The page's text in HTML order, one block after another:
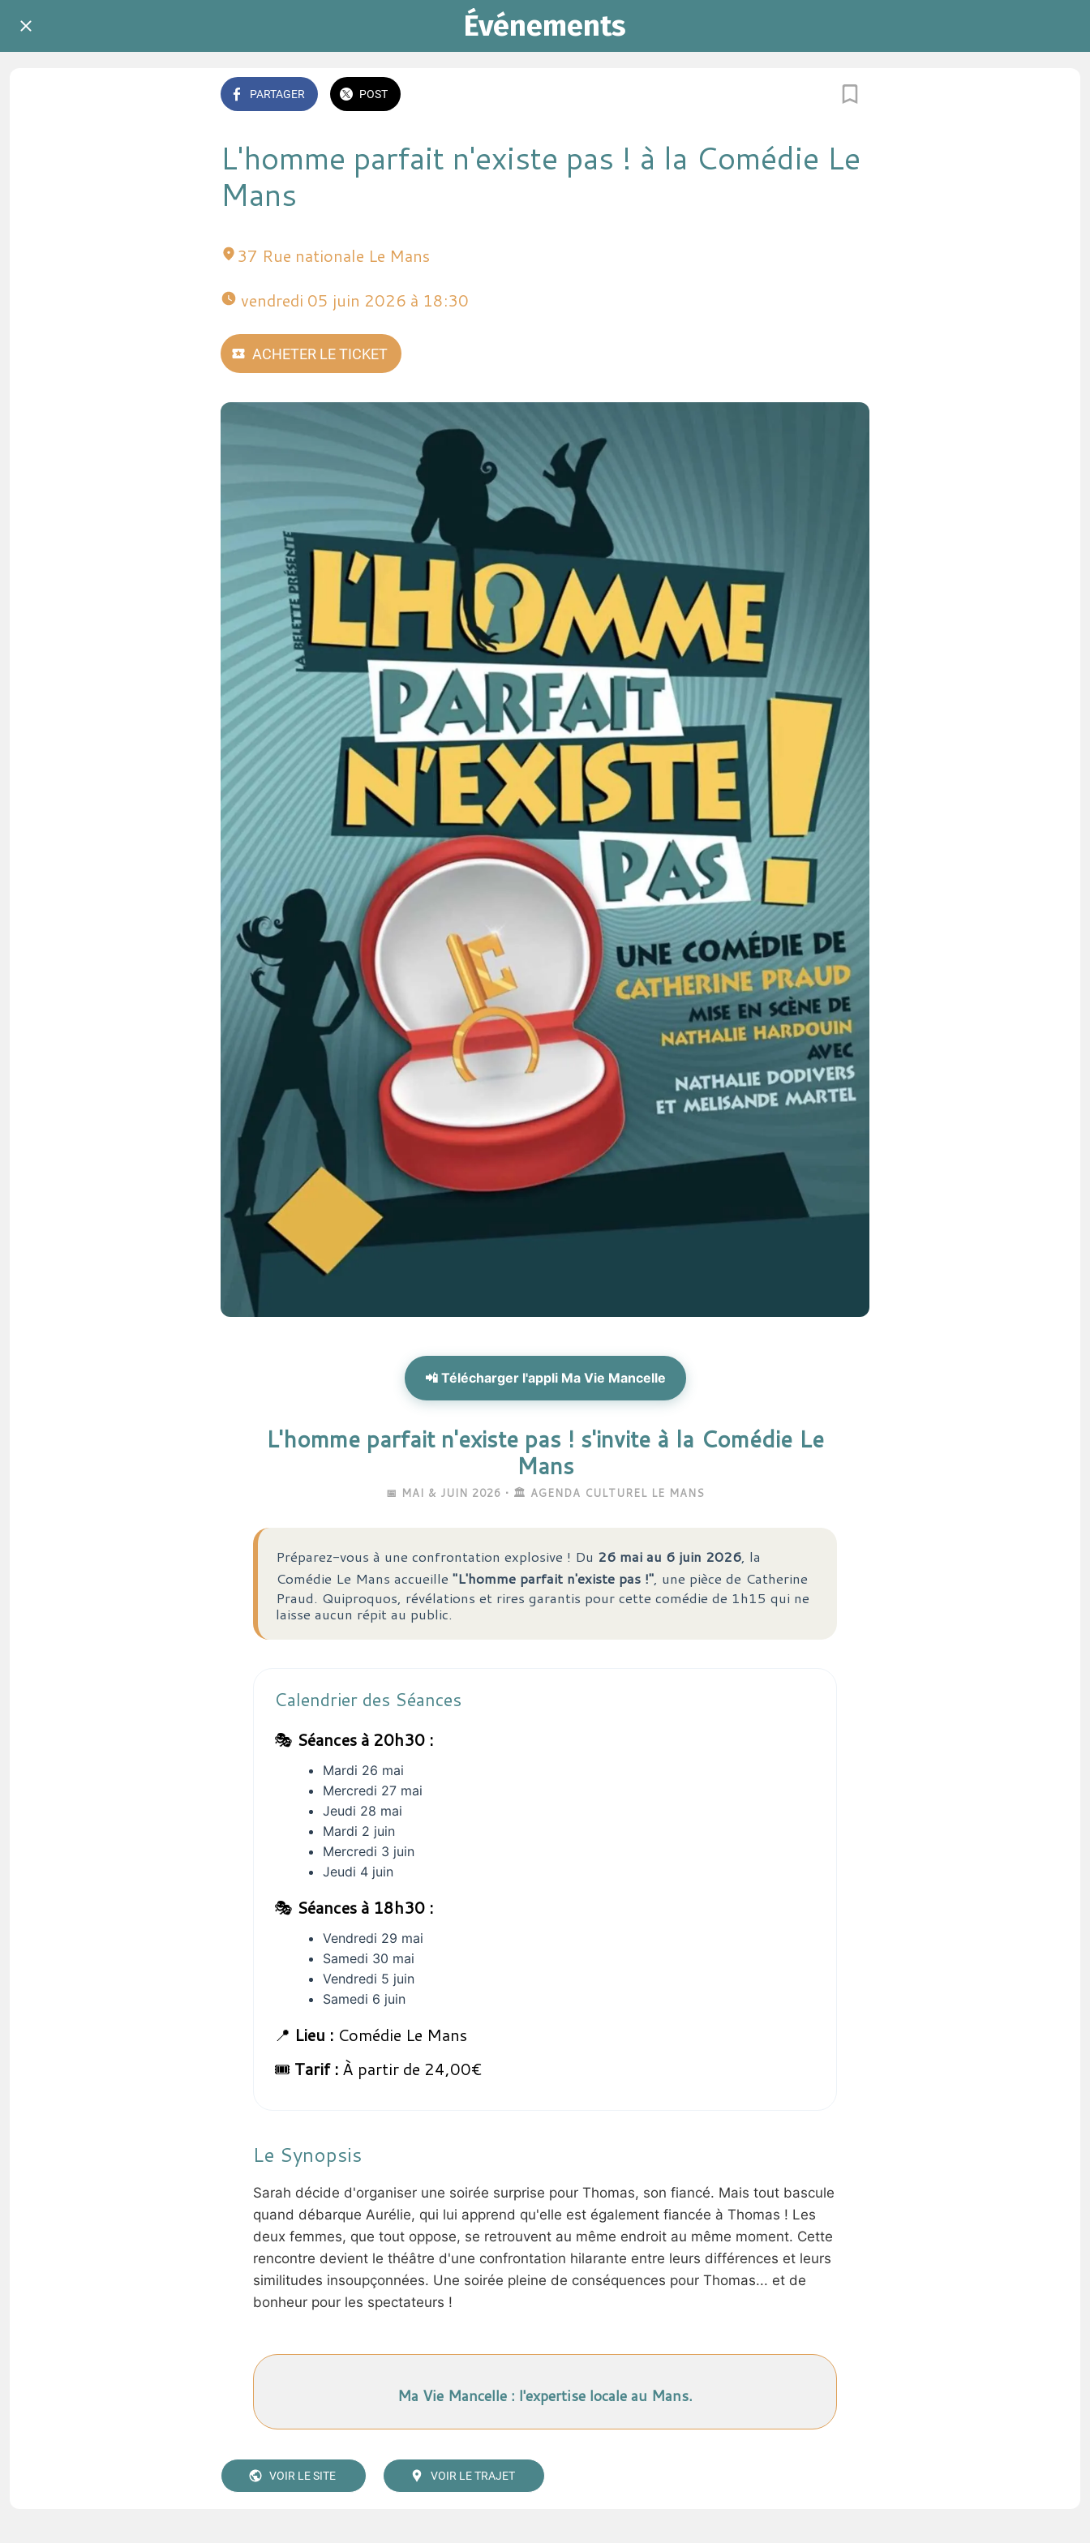
Événements
PARTAGER POST
L'homme parfait n'existe pas ! à la Comédie Le
Mans
37 Rue nationale Le Mans
vendredi 05 juin 2026 à 18:30
ACHETER LE TICKET
📲 Télécharger l'appli Ma Vie Mancelle
L'homme parfait n'existe pas ! s'invite à la Comédie Le
Mans
📅 MAI & JUIN 2026 • 🏛️ AGENDA CULTUREL LE MANS
Préparez-vous à une confrontation explosive ! Du 26 mai au 6 juin 2026 , la
Comédie Le Mans accueille "L'homme parfait n'existe pas !" , une pièce de Catherine
Praud. Quiproquos, révélations et rires garantis pour cette comédie de 1h15 qui ne
laisse aucun répit au public.
Calendrier des Séances
🎭 Séances à 20h30 :
Mardi 26 mai
Mercredi 27 mai
Jeudi 28 mai
Mardi 2 juin
Mercredi 3 juin
Jeudi 4 juin
🎭 Séances à 18h30 :
Vendredi 29 mai
Samedi 30 mai
Vendredi 5 juin
Samedi 6 juin
📍 Lieu : Comédie Le Mans
🎟️ Tarif : À partir de 24,00€
Le Synopsis
Sarah décide d'organiser une soirée surprise pour Thomas, son fiancé. Mais tout bascule
quand débarque Aurélie, qui lui apprend qu'elle est également fiancée à Thomas ! Les
deux femmes, que tout oppose, se retrouvent au même endroit au même moment. Cette
rencontre devient le théâtre d'une confrontation hilarante entre leurs différences et leurs
similitudes insoupçonnées. Une soirée pleine de conséquences pour Thomas... et de
bonheur pour les spectateurs !
Ma Vie Mancelle : l'expertise locale au Mans.
VOIR LE SITE VOIR LE TRAJET